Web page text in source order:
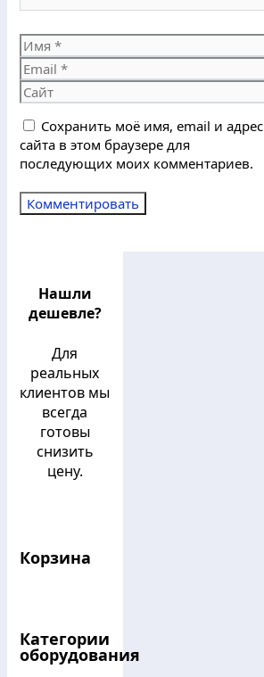
Имя
Email
Сайт
Сохранить моё имя, email и адрес
сайта в этом браузере для
последующих моих комментариев.
Нашли
дешевле?
Для
реальных
клиентов мы
всегда
готовы
снизить
цену.
Корзина
Категории
оборудования